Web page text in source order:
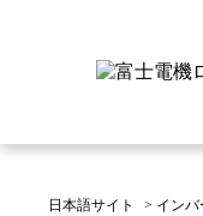
日本語サイト > インバ